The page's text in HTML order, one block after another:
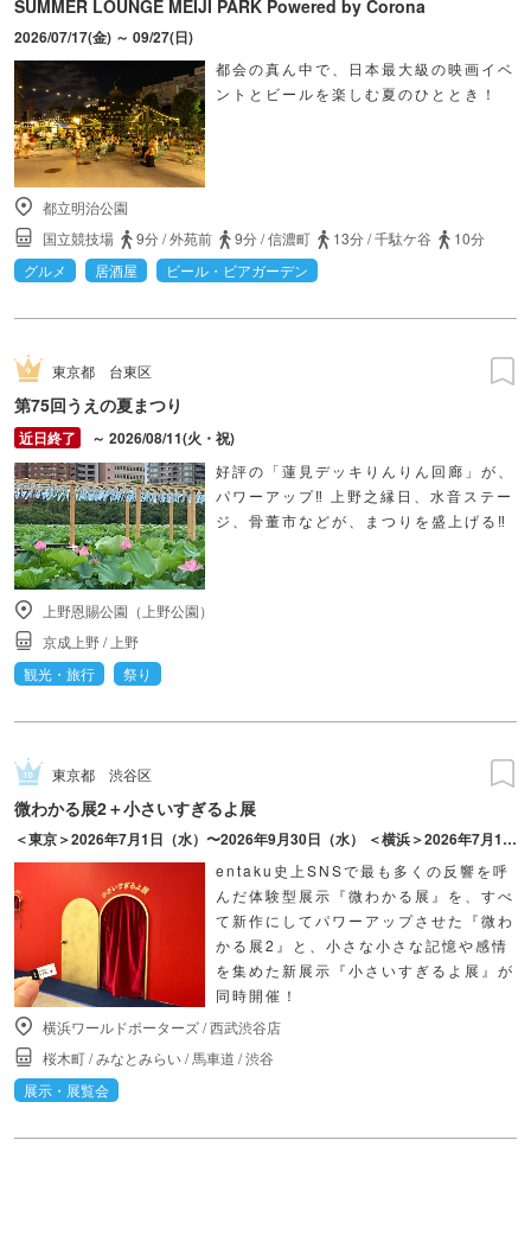
SUMMER LOUNGE MEIJI PARK Powered by Corona
2026/07/17(金) ～ 09/27(日)
都会の真ん中で、日本最大級の映画イベ
ントとビールを楽しむ夏のひととき！
都立明治公園
国立競技場
9分/外苑前 9分/信濃町 13分/千駄ケ谷
10分
グルメ
居酒屋 ビール・ビアガーデン
東京都 台東区
第75回うえの夏まつり
～ 2026/08/11(火・祝)
好評の「蓮見デッキりんりん回廊」が、
パワーアップ‼ 上野之縁日、水音ステー
ジ、骨董市などが、まつりを盛上げる‼
上野恩賜公園（上野公園）
京成上野/ 上野
観光・旅行
祭り
東京都 渋谷区
微わかる展2＋小さいすぎるよ展
＜東京＞2026年7月1日（水）〜2026年9月30日（水） ＜横浜＞2026年7月17日（金）〜2026年10月18日（日）
entaku史上SNSで最も多くの反響を呼
んだ体験型展示『微わかる展』を、すべ
て新作にしてパワーアップさせた『微わ
かる展2』と、小さな小さな記憶や感情
を集めた新展示『小さいすぎるよ展』が
同時開催！
横浜ワールドポーターズ/西武渋谷店
桜木町/みなとみらい/馬車道 /渋谷
展示・展覧会